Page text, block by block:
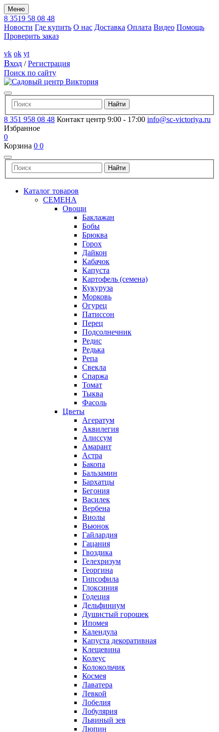
Меню
8 3519 58 08 48
Новости Где купить О нас Доставка Оплата Видео Помощь
Проверить заказ
vk ok yt
Вход /Регистрация
Поиск по сайту
8 351 958 08 48 Контакт центр 9:00 - 17:00 info@sc-victoriya.ru
Избранное
0
Корзина 0 0
Каталог товаров
СЕМЕНА
Овощи
Баклажан
Бобы
Брюква
Горох
Дайкон
Кабачок
Капуста
Картофель (семена)
Кукуруза
Морковь
Огурец
Патиссон
Перец
Подсолнечник
Редис
Редька
Репа
Свекла
Спаржа
Томат
Тыква
Фасоль
Цветы
Агератум
Аквилегия
Алиссум
Амарант
Астра
Бакопа
Бальзамин
Бархатцы
Бегония
Василек
Вербена
Виолы
Вьюнок
Гайлардия
Гацания
Гвоздика
Гелехризум
Георгина
Гипсофила
Глоксиния
Годеция
Дельфиниум
Душистый горошек
Ипомея
Календула
Капуста декоративная
Клещевина
Колеус
Колокольчик
Космея
Лаватера
Левкой
Лобелия
Лобулярия
Львиный зев
Люпин